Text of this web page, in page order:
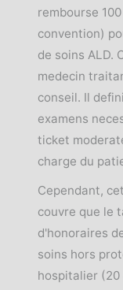
rembourse
convention)
de soins ALD.
medecin
conseil. Il
examens
ticket
charge du
Cependant,
couvre que le
d'honoraires
soins hors
hospitalier